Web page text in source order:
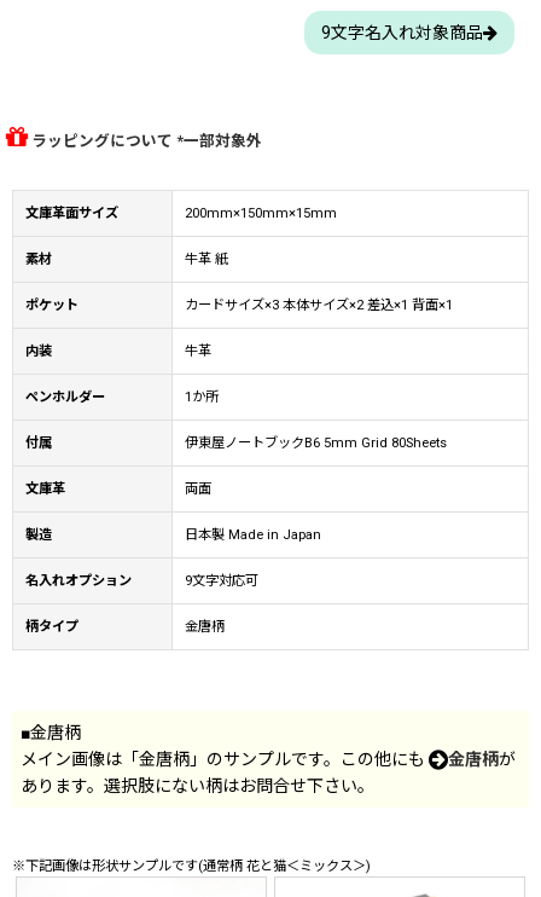
9文字名入れ対象商品
ラッピングについて *一部対象外
文庫革面サイズ 200mm×150mm×15mm
素材 牛革 紙
ポケット カードサイズ×3 本体サイズ×2 差込×1 背面×1
内装 牛革
ペンホルダー 1か所
付属 伊東屋ノートブックB6 5mm Grid 80Sheets
文庫革 両面
製造 日本製 Made in Japan
名入れオプション 9文字対応可
柄タイプ 金唐柄
■金唐柄
メイン画像は「金唐柄」のサンプルです。この他にも
金唐柄が
あります。選択肢にない柄はお問合せ下さい。
※下記画像は形状サンプルです(通常柄 花と猫＜ミックス＞)